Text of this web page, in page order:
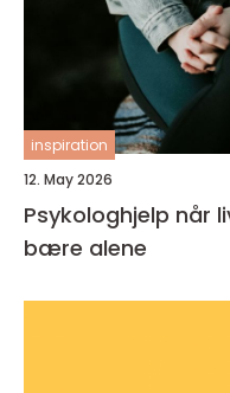
inspiration
12. May 2026
Psykologhjelp når livet kjennes for tungt å
bære alene